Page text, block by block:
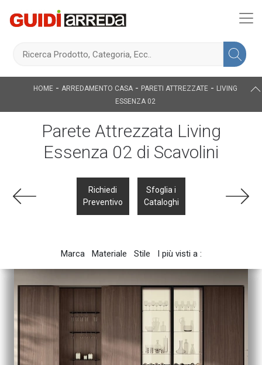
HOME - ARREDAMENTO CASA - PARETI ATTREZZATE - LIVING
ESSENZA 02
Parete Attrezzata Living
Essenza 02 di Scavolini
Richiedi
Preventivo
Sfoglia i
Cataloghi
Marca Materiale Stile I più visti a :